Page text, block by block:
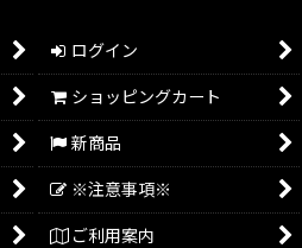
ログイン
ショッピングカート
新商品
※注意事項※
ご利用案内